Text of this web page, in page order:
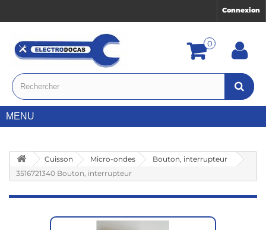
Connexion
0
MENU
Cuisson Micro-ondes
Bouton, interrupteur
3516721340 Bouton, interrupteur